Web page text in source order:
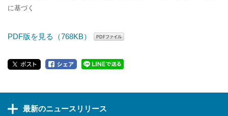
に基づく
PDF版を見る（768KB）
最新のニュースリリース